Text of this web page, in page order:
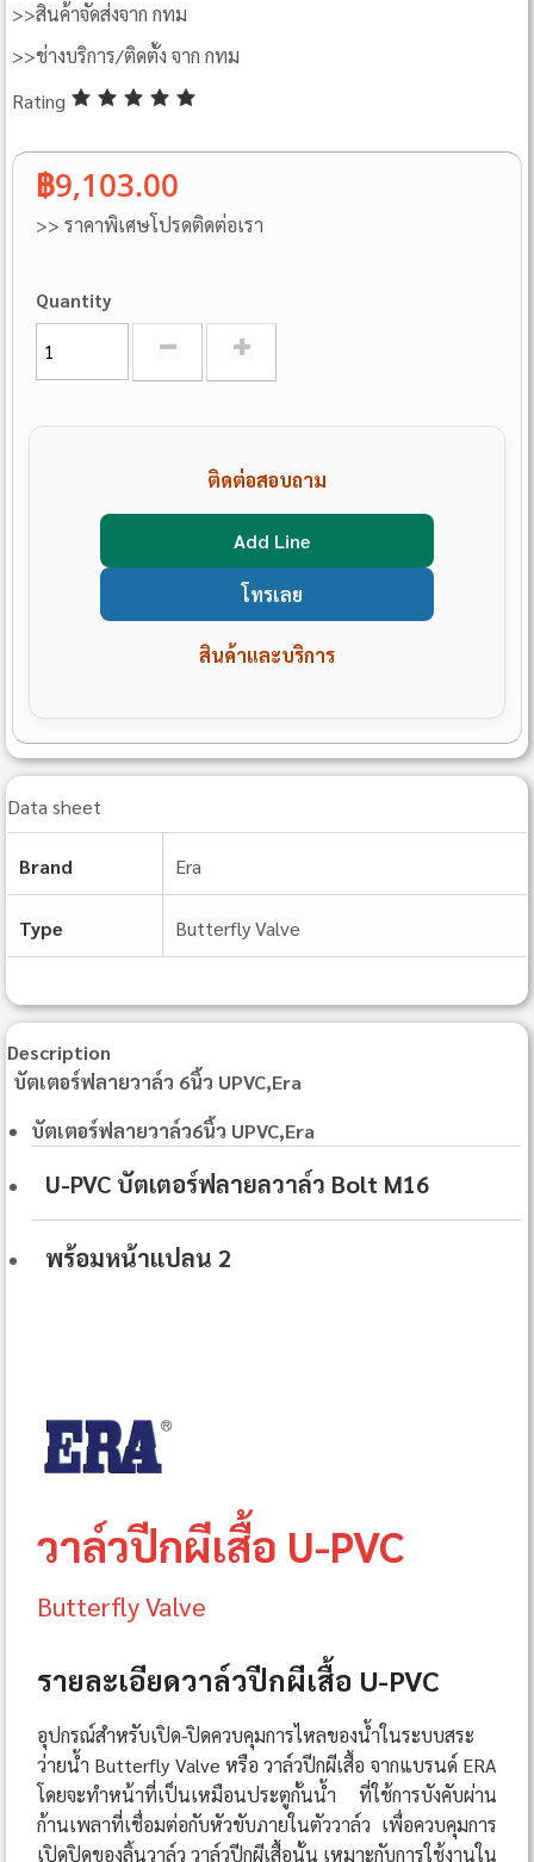
>>สินค้าจัดส่งจาก กทม
>>ช่างบริการ/ติดตั้ง จาก กทม
Rating
฿9,103.00
>> ราคาพิเศษโปรดติดต่อเรา
Quantity
ติดต่อสอบถาม
Add Line
โทรเลย
สินค้าและบริการ
Data sheet
Brand Era
Type Butterfly Valve
Description
บัตเตอร์ฟลายวาล์ว 6นิ้ว UPVC,Era
บัตเตอร์ฟลายวาล์ว6นิ้ว UPVC,Era
U-PVC บัตเตอร์ฟลายลวาล์ว Bolt M16
พร้อมหน้าแปลน 2
วาล์วปีกผีเสื้อ U-PVC
Butterfly Valve
รายละเอียดวาล์วปีกผีเสื้อ U-PVC
อุปกรณ์สำหรับเปิด-ปิดควบคุมการไหลของน้ำในระบบสระ
ว่ายน้ำ Butterfly Valve หรือ วาล์วปีกผีเสื้อ จากแบรนด์ ERA
โดยจะทำหน้าที่เป็นเหมือนประตูกั้นน้ำ ที่ใช้การบังคับผ่าน
ก้านเพลาที่เชื่อมต่อกับหัวขับภายในตัววาล์ว เพื่อควบคุมการ
เปิดปิดของลิ้นวาล์ว วาล์วปีกผีเสื้อนั้น เหมาะกับการใช้งานใน